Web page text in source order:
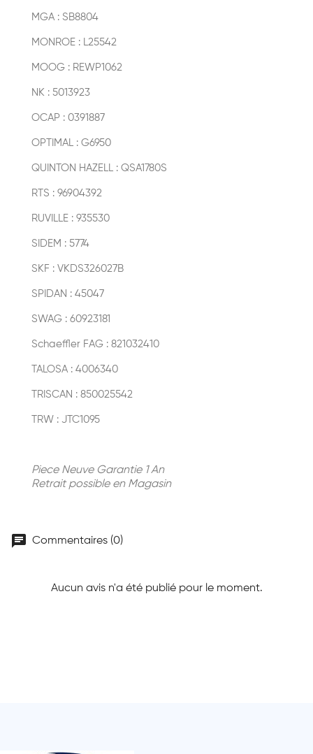
MGA : SB8804
MONROE : L25542
MOOG : REWP1062
NK : 5013923
OCAP : 0391887
OPTIMAL : G6950
QUINTON HAZELL : QSA1780S
RTS : 96904392
RUVILLE : 935530
SIDEM : 5774
SKF : VKDS326027B
SPIDAN : 45047
SWAG : 60923181
Schaeffler FAG : 821032410
TALOSA : 4006340
TRISCAN : 850025542
TRW : JTC1095
Piece Neuve Garantie 1 An
Retrait possible en Magasin
chat Commentaires (0)
Aucun avis n'a été publié pour le moment.